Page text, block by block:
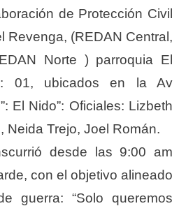
de Protección Civil
Revenga, (REDAN Central,
Norte ) parroquia El
01, ubicados en la Av
El Nido”: Oficiales: Lizbeth
Neida Trejo, Joel Román.
desde las 9:00 am
con el objetivo alineado
guerra: “Solo queremos